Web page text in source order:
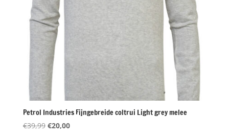
Petrol Industries Fijngebreide coltrui Light grey melee
€39,99 Oorspronkelijke
€20,00Huidige